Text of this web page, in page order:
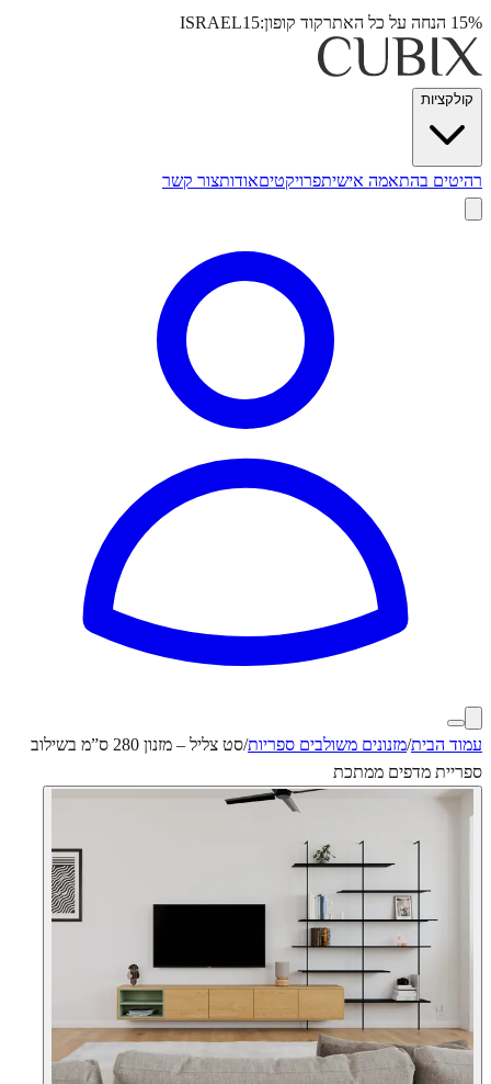
15% הנחה על כל האתר קוד קופון:ISRAEL15
קולקציות
רהיטים בהתאמה אישיתפרויקטיםאודותצור קשר
עמוד הבית/מזנונים משולבים ספריות/
סט צליל – מזנון 280 ס”מ בשילוב
ספריית מדפים ממתכת